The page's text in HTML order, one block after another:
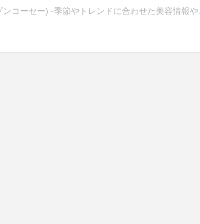
コーセー) -季節やトレンドに合わせた美容情報